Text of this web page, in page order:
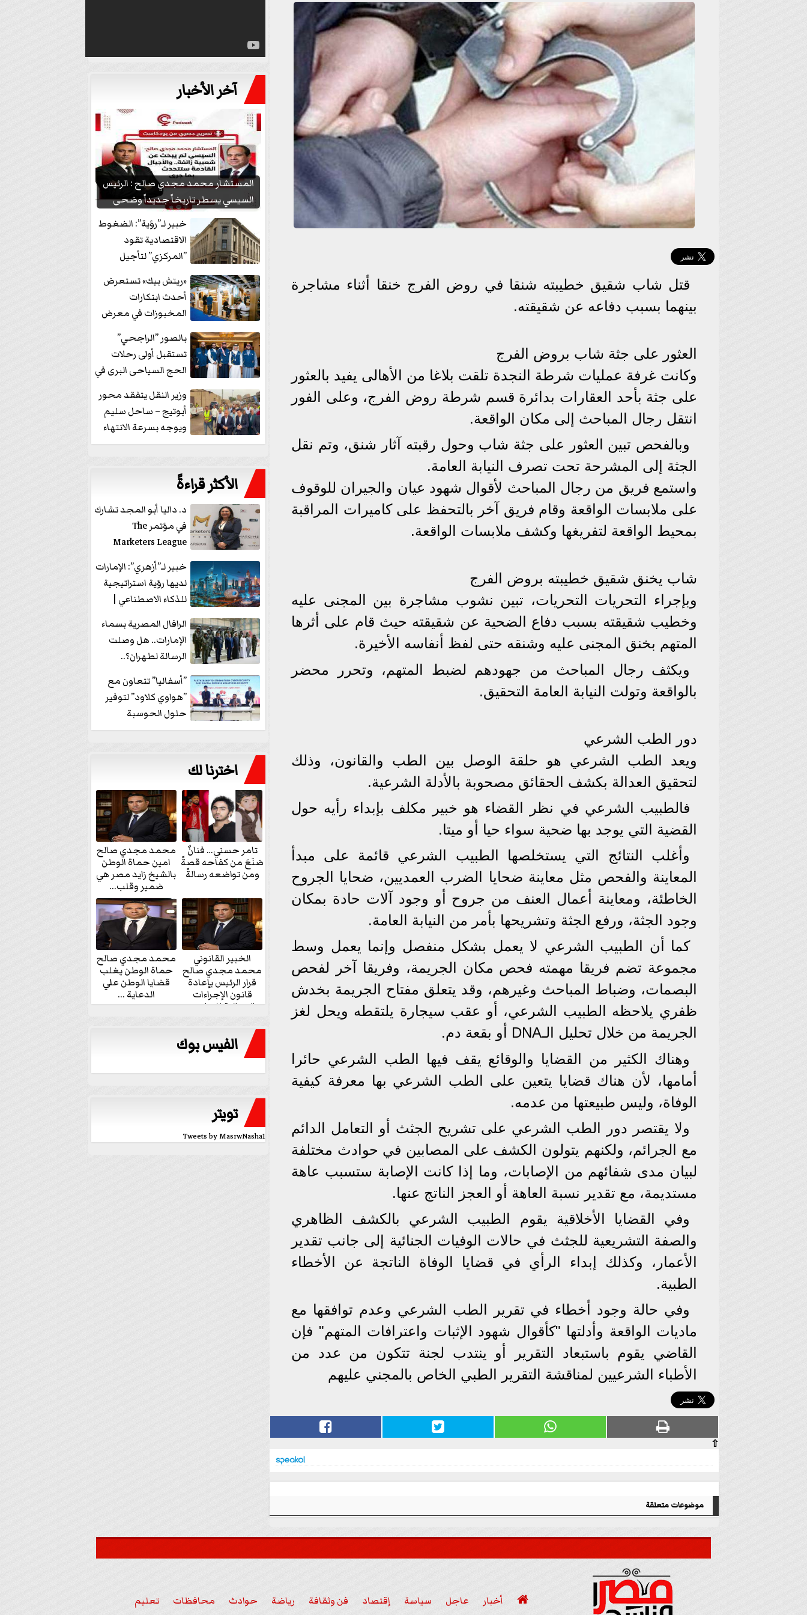
قتل شاب شقيق خطيبته شنقا في روض الفرج خنقا أثناء مشاجرة
بينهما بسبب دفاعه عن شقيقته.
العثور على جثة شاب بروض الفرج
وكانت غرفة عمليات شرطة النجدة تلقت بلاغا من الأهالى يفيد بالعثور
على جثة بأحد العقارات بدائرة قسم شرطة روض الفرج، وعلى الفور
انتقل رجال المباحث إلى مكان الواقعة.
وبالفحص تبين العثور على جثة شاب وحول رقبته آثار شنق، وتم نقل
الجثة إلى المشرحة تحت تصرف النيابة العامة.
واستمع فريق من رجال المباحث لأقوال شهود عيان والجيران للوقوف
على ملابسات الواقعة وقام فريق آخر بالتحفظ على كاميرات المراقبة
بمحيط الواقعة لتفريغها وكشف ملابسات الواقعة.
شاب يخنق شقيق خطيبته بروض الفرج
وبإجراء التحريات التحريات، تبين نشوب مشاجرة بين المجنى عليه
وخطيب شقيقته بسبب دفاع الضحية عن شقيقته حيث قام على أثرها
المتهم بخنق المجنى عليه وشنقه حتى لفظ أنفاسه الأخيرة.
ويكثف رجال المباحث من جهودهم لضبط المتهم، وتحرر محضر
بالواقعة وتولت النيابة العامة التحقيق.
دور الطب الشرعي
ويعد الطب الشرعي هو حلقة الوصل بين الطب والقانون، وذلك
لتحقيق العدالة بكشف الحقائق مصحوبة بالأدلة الشرعية.
فالطبيب الشرعي في نظر القضاء هو خبير مكلف بإبداء رأيه حول
القضية التي يوجد بها ضحية سواء حيا أو ميتا.
وأغلب النتائج التي يستخلصها الطبيب الشرعي قائمة على مبدأ
المعاينة والفحص مثل معاينة ضحايا الضرب العمديين، ضحايا الجروح
الخاطئة، ومعاينة أعمال العنف من جروح أو وجود آلات حادة بمكان
وجود الجثة، ورفع الجثة وتشريحها بأمر من النيابة العامة.
كما أن الطبيب الشرعي لا يعمل بشكل منفصل وإنما يعمل وسط
مجموعة تضم فريقا مهمته فحص مكان الجريمة، وفريقا آخر لفحص
البصمات، وضباط المباحث وغيرهم، وقد يتعلق مفتاح الجريمة بخدش
ظفري يلاحظه الطبيب الشرعي، أو عقب سيجارة يلتقطه ويحل لغز
الجريمة من خلال تحليل الـDNA أو بقعة دم.
وهناك الكثير من القضايا والوقائع يقف فيها الطب الشرعي حائرا
أمامها، لأن هناك قضايا يتعين على الطب الشرعي بها معرفة كيفية
الوفاة، وليس طبيعتها من عدمه.
ولا يقتصر دور الطب الشرعي على تشريح الجثث أو التعامل الدائم
مع الجرائم، ولكنهم يتولون الكشف على المصابين في حوادث مختلفة
لبيان مدى شفائهم من الإصابات، وما إذا كانت الإصابة ستسبب عاهة
مستديمة، مع تقدير نسبة العاهة أو العجز الناتج عنها.
وفي القضايا الأخلاقية يقوم الطبيب الشرعي بالكشف الظاهري
والصفة التشريعية للجثث في حالات الوفيات الجنائية إلى جانب تقدير
الأعمار، وكذلك إبداء الرأي في قضايا الوفاة الناتجة عن الأخطاء
الطبية.
وفي حالة وجود أخطاء في تقرير الطب الشرعي وعدم توافقها مع
ماديات الواقعة وأدلتها "كأقوال شهود الإثبات واعترافات المتهم" فإن
القاضي يقوم باستبعاد التقرير أو ينتدب لجنة تتكون من عدد من
الأطباء الشرعيين لمناقشة التقرير الطبي الخاص بالمجني عليهم
⇧
موضوعات متعلقة
آخر الأخبار
المستشار محمد مجدي صالح : الرئيس
السيسي يسطر تاريخاً جديداً وضحى
بشعبيته...
خبير لـ”رؤية”: الضغوط
الاقتصادية تقود
”المركزي” لتأجيل
«ريتش بيك» تستعرض
أحدث ابتكارات
المخبوزات في معرض
منتجات...
بالصور ”الراجحي”
تستقبل أولى رحلات
الحج السياحى البرى في
وزير النقل يتفقد محور
أبوتيج – ساحل سليم
ويوجه بسرعة الانتهاء
من...
الأكثر قراءةً
د. داليا أبو المجد تشارك
في مؤتمر The
Marketers League
وتدير جلسة...
خبير لـ”أزهري”: الإمارات
لديها رؤية استراتيجية
للذكاء الاصطناعي |
الرافال المصرية بسماء
الإمارات.. هل وصلت
الرسالة لطهران؟..
”ماعت جروب” تُجيب؟
|...
”أسفاليا” تتعاون مع
”هواوي كلاود” لتوفير
حلول الحوسبة
السحابية والأمن
اخترنا لك
تامر حسني… فنانٌ
صَنَعَ من كفاحه قصةً
ومن تواضعه رسالةً
محمد مجدي صالح
امين حماة الوطن
بالشيخ زايد مصر هي
ضمير وقلب...
الخبير القانوني
محمد مجدي صالح
قرار الرئيس بإعادة
قانون الإجراءات
الجنائية للنواب...
محمد مجدي صالح
حماة الوطن يغلب
قضايا الوطن علي
الدعاية ...
الفيس بوك
تويتر
Tweets by MasrwNasha1
 أخبار عاجل سياسة إقتصاد فن وثقافة رياضة حوادث محافظات تعليم